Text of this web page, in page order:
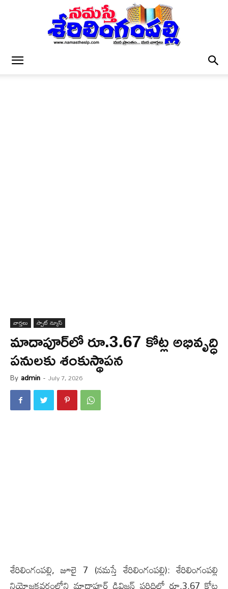
వార్త‌లు స్పాట్ న్యూస్
మాదాపూర్‌లో రూ.3.67 కోట్ల అభివృద్ధి
పనులకు శంకుస్థాపన
By admin - July 7, 2026
శేరిలింగంప‌ల్లి, జూలై 7 (న‌మ‌స్తే శేరిలింగంప‌ల్లి): శేరిలింగంపల్లి